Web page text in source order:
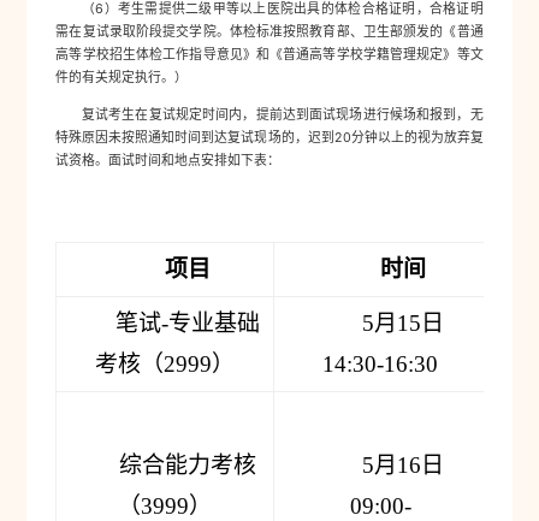
（6）考生需提供二级甲等以上医院出具的体检合格证明，合格证明
需在复试录取阶段提交学院。体检标准按照教育部、卫生部颁发的《普通
高等学校招生体检工作指导意见》和《普通高等学校学籍管理规定》等文
件的有关规定执行。）
复试考生在复试规定时间内，提前达到面试现场进行候场和报到，无
特殊原因未按照通知时间到达复试现场的，迟到20分钟以上的视为放弃复
试资格。面试时间和地点安排如下表：
项目 时间
笔试-专业基础
考核（2999）
5月 15 日
14:30-16:30
综合能力考核
（3999）
5月 16 日
09:00-